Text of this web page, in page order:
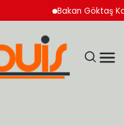
Bakan Göktaş Kadın